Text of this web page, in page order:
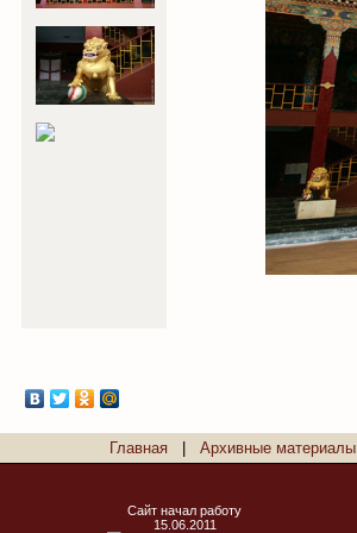
Главная Архивные материалы
Сайт начал работу
15.06.2011